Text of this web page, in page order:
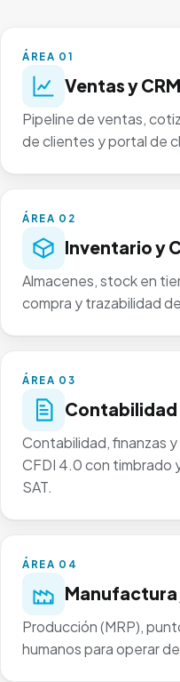
ÁREA 01
Ventas y CRM
Pipeline de ventas,
de clientes y portal de
ÁREA 02
Inventario y
Almacenes, stock en
compra y trazabilidad
ÁREA 03
Contabilidad, finanzas
CFDI 4.0 con timbrado
SAT.
ÁREA 04
Manufactura,
Producción (MRP),
humanos para operar